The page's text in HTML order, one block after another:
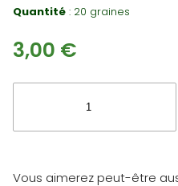
Quantité : 20 graines
3,00 €
quantité
Gold
(précoce
Vous aimerez peut-être